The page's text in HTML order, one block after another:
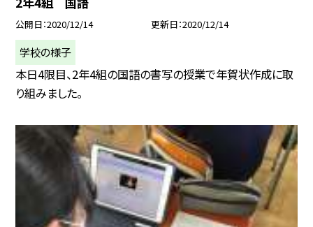
公開日 2020/12/14 更新日 2020/12/14
学校の様子
本日4限目、2年4組の国語の書写の授業で年賀状作成に取
り組みました。